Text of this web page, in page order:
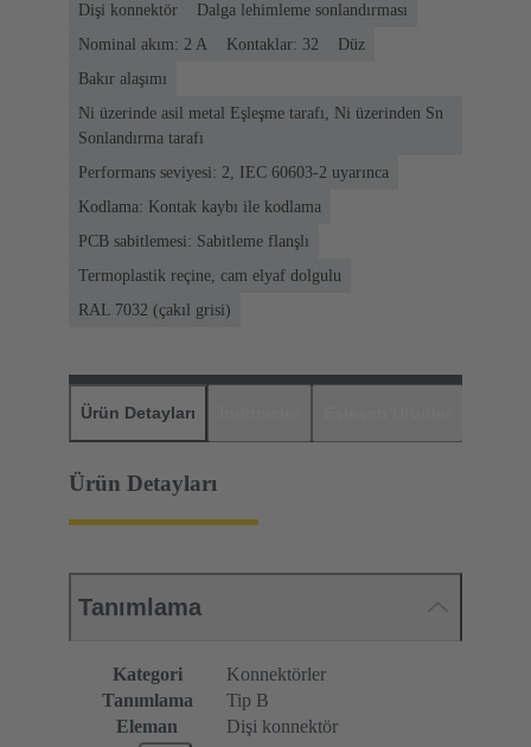
Dişi konnektör
Dalga lehimleme sonlandırması
Nominal akım: ‌2 A
Kontaklar: 32
Düz
Bakır alaşımı
Ni üzerinde asil metal Eşleşme tarafı, Ni üzerinden Sn
Sonlandırma tarafı
Performans seviyesi: 2, IEC 60603-2 uyarınca
Kodlama: Kontak kaybı ile kodlama
PCB sabitlemesi: Sabitleme flanşlı
Termoplastik reçine, cam elyaf dolgulu
RAL 7032 (çakıl grisi)
Ürün Detayları
Ürün Detayları
Tanımlama
Kategori
Konnektörler
Tanımlama
Tip B
Eleman
Dişi konnektör